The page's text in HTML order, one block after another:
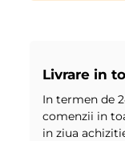
Livrare in
In termen de
comenzii in
in ziua